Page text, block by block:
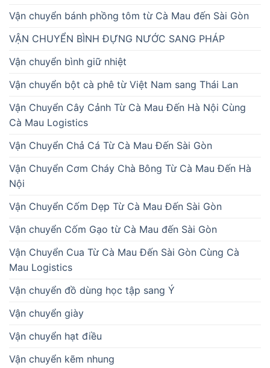
Vận chuyển bánh phồng tôm từ Cà Mau đến Sài Gòn
VẬN CHUYỂN BÌNH ĐỰNG NƯỚC SANG PHÁP
Vận chuyển bình giữ nhiệt
Vận chuyển bột cà phê từ Việt Nam sang Thái Lan
Vận Chuyển Cây Cảnh Từ Cà Mau Đến Hà Nội Cùng
Cà Mau Logistics
Vận Chuyển Chả Cá Từ Cà Mau Đến Sài Gòn
Vận Chuyển Cơm Cháy Chà Bông Từ Cà Mau Đến Hà
Nội
Vận Chuyển Cốm Dẹp Từ Cà Mau Đến Sài Gòn
Vận chuyển Cốm Gạo từ Cà Mau đến Sài Gòn
Vận Chuyển Cua Từ Cà Mau Đến Sài Gòn Cùng Cà
Mau Logistics
Vận chuyển đồ dùng học tập sang Ý
Vận chuyển giày
Vận chuyển hạt điều
Vận chuyển kẽm nhung